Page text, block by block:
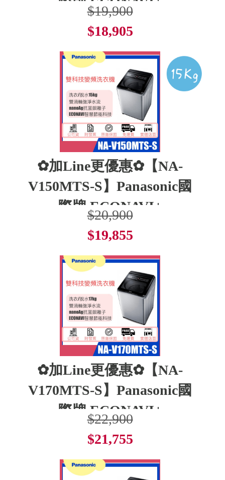
了解更多
$19,900
$18,905
了解更多
✿加Line更優惠✿【NA-
V150MTS-S】Panasonic國
際牌 ECONAVI+
$20,900
$19,855
了解更多
✿加Line更優惠✿【NA-
V170MTS-S】Panasonic國
際牌 ECONAVI+
$22,900
$21,755